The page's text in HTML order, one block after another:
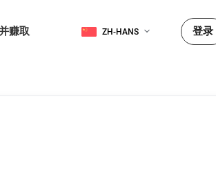
赚取 ZH-HANS 登录